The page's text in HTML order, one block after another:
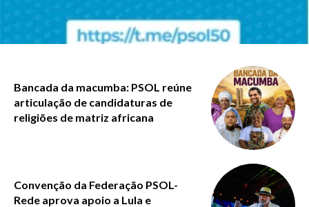
Bancada da macumba: PSOL reúne
articulação de candidaturas de
religiões de matriz africana
Convenção da Federação PSOL-
Rede aprova apoio a Lula e